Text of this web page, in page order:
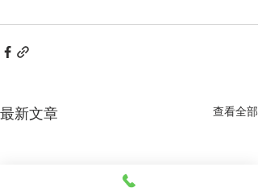
最新文章 查看全部